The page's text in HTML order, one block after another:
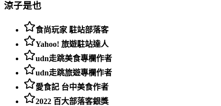
涼子是也
食尚玩家 駐站部落客
Yahoo! 旅遊駐站達人
udn走跳美食專欄作者
udn走跳旅遊專欄作者
愛食記 台中美食作者
2022 百大部落客銀獎